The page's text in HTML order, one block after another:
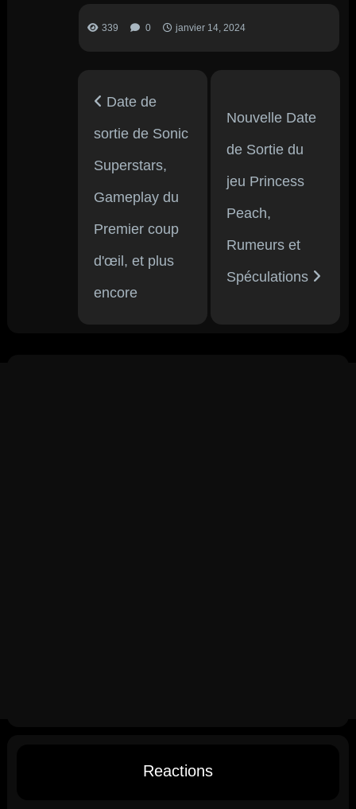
339 0 janvier 14, 2024
Date de
sortie de Sonic
Superstars,
Gameplay du
Premier coup
d'œil, et plus
encore
Nouvelle Date
de Sortie du
jeu Princess
Peach,
Rumeurs et
Spéculations
Reactions